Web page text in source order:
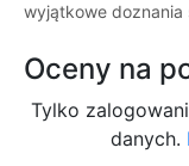
wyjątkowe doznania
Oceny na
Tylko
danych.